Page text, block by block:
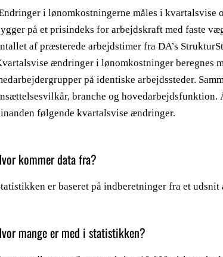
i lønomkostningerne måles i kvartalsvise
på et prisindeks for arbejdskraft med faste
af præsterede arbejdstimer fra DA’s
ændringer i lønomkostninger beregnes
på identiske arbejdssteder.
branche og
følgende kvartalsvise ændringer.
kommer data fra?
er baseret på indberetninger fra et
mange er med i statistikken?